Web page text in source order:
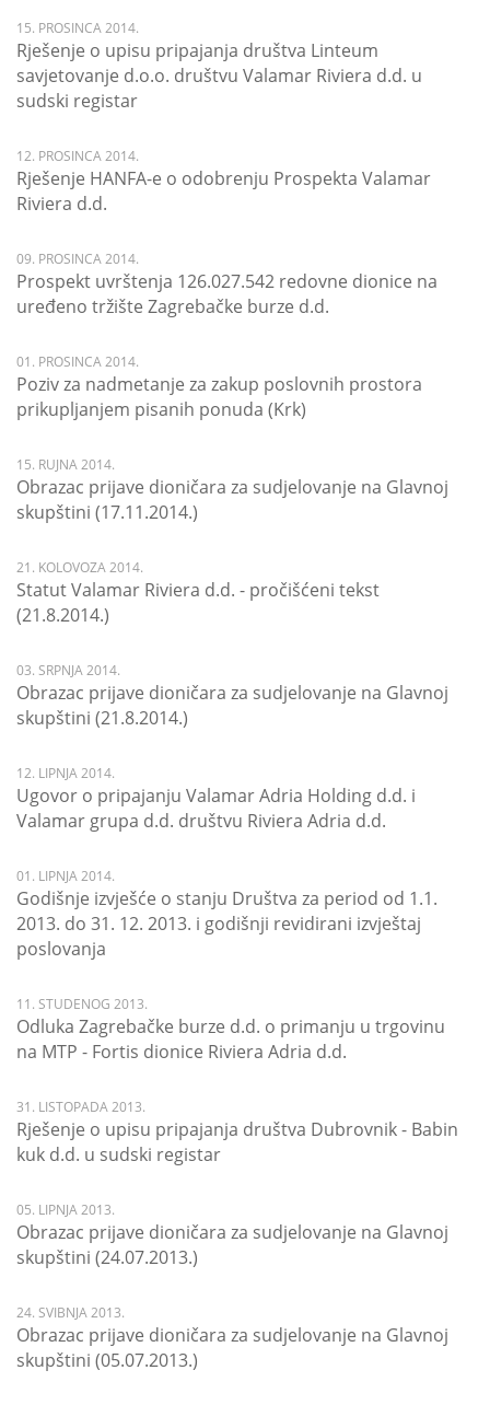
15. PROSINCA 2014.
Rješenje o upisu pripajanja društva Linteum
savjetovanje d.o.o. društvu Valamar Riviera d.d. u
sudski registar
12. PROSINCA 2014.
Rješenje HANFA-e o odobrenju Prospekta Valamar
Riviera d.d.
09. PROSINCA 2014.
Prospekt uvrštenja 126.027.542 redovne dionice na
uređeno tržište Zagrebačke burze d.d.
01. PROSINCA 2014.
Poziv za nadmetanje za zakup poslovnih prostora
prikupljanjem pisanih ponuda (Krk)
15. RUJNA 2014.
Obrazac prijave dioničara za sudjelovanje na Glavnoj
skupštini (17.11.2014.)
21. KOLOVOZA 2014.
Statut Valamar Riviera d.d. - pročišćeni tekst
(21.8.2014.)
03. SRPNJA 2014.
Obrazac prijave dioničara za sudjelovanje na Glavnoj
skupštini (21.8.2014.)
12. LIPNJA 2014.
Ugovor o pripajanju Valamar Adria Holding d.d. i
Valamar grupa d.d. društvu Riviera Adria d.d.
01. LIPNJA 2014.
Godišnje izvješće o stanju Društva za period od 1.1.
2013. do 31. 12. 2013. i godišnji revidirani izvještaj
poslovanja
11. STUDENOG 2013.
Odluka Zagrebačke burze d.d. o primanju u trgovinu
na MTP - Fortis dionice Riviera Adria d.d.
31. LISTOPADA 2013.
Rješenje o upisu pripajanja društva Dubrovnik - Babin
kuk d.d. u sudski registar
05. LIPNJA 2013.
Obrazac prijave dioničara za sudjelovanje na Glavnoj
skupštini (24.07.2013.)
24. SVIBNJA 2013.
Obrazac prijave dioničara za sudjelovanje na Glavnoj
skupštini (05.07.2013.)